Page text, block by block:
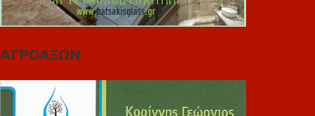
ΑΓΡΟΑΞΩΝ